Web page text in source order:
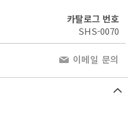
카탈로그 번호
SHS-0070
이메일 문의